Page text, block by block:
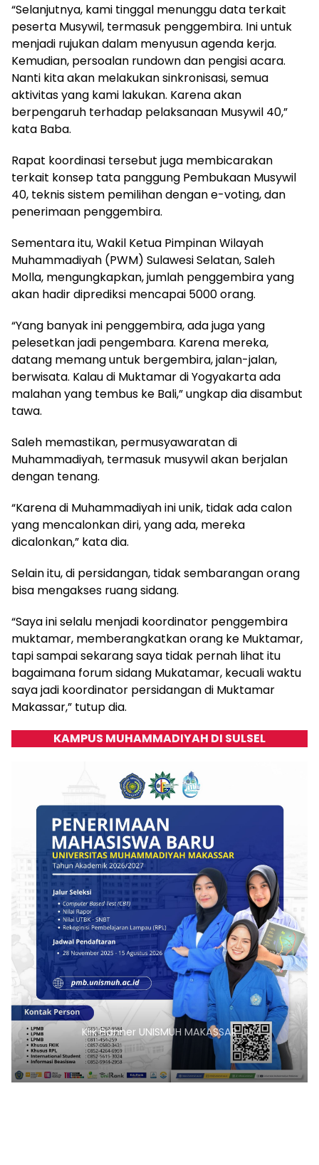
“Selanjutnya, kami tinggal menunggu data terkait
peserta Musywil, termasuk penggembira. Ini untuk
menjadi rujukan dalam menyusun agenda kerja.
Kemudian, persoalan rundown dan pengisi acara.
Nanti kita akan melakukan sinkronisasi, semua
aktivitas yang kami lakukan. Karena akan
berpengaruh terhadap pelaksanaan Musywil 40,”
kata Baba.
Rapat koordinasi tersebut juga membicarakan
terkait konsep tata panggung Pembukaan Musywil
40, teknis sistem pemilihan dengan e-voting, dan
penerimaan penggembira.
Sementara itu, Wakil Ketua Pimpinan Wilayah
Muhammadiyah (PWM) Sulawesi Selatan, Saleh
Molla, mengungkapkan, jumlah penggembira yang
akan hadir diprediksi mencapai 5000 orang.
“Yang banyak ini penggembira, ada juga yang
pelesetkan jadi pengembara. Karena mereka,
datang memang untuk bergembira, jalan-jalan,
berwisata. Kalau di Muktamar di Yogyakarta ada
malahan yang tembus ke Bali,” ungkap dia disambut
tawa.
Saleh memastikan, permusyawaratan di
Muhammadiyah, termasuk musywil akan berjalan
dengan tenang.
“Karena di Muhammadiyah ini unik, tidak ada calon
yang mencalonkan diri, yang ada, mereka
dicalonkan,” kata dia.
Selain itu, di persidangan, tidak sembarangan orang
bisa mengakses ruang sidang.
“Saya ini selalu menjadi koordinator penggembira
muktamar, memberangkatkan orang ke Muktamar,
tapi sampai sekarang saya tidak pernah lihat itu
bagaimana forum sidang Mukatamar, kecuali waktu
saya jadi koordinator persidangan di Muktamar
Makassar,” tutup dia.
KAMPUS MUHAMMADIYAH DI SULSEL
Klik Banner UNISMUH MAKASSAR